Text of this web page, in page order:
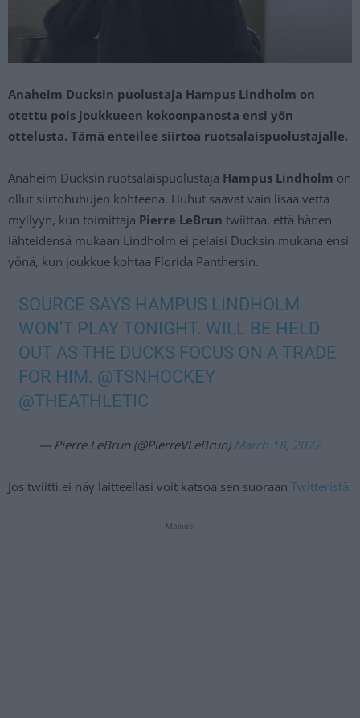
Anaheim Ducksin puolustaja Hampus Lindholm on
otettu pois joukkueen kokoonpanosta ensi yön
ottelusta. Tämä enteilee siirtoa ruotsalaispuolustajalle.
Anaheim Ducksin ruotsalaispuolustaja Hampus Lindholm on
ollut siirtohuhujen kohteena. Huhut saavat vain lisää vettä
myllyyn, kun toimittaja Pierre LeBrun twiittaa, että hänen
lähteidensä mukaan Lindholm ei pelaisi Ducksin mukana ensi
yönä, kun joukkue kohtaa Florida Panthersin.
SOURCE SAYS HAMPUS LINDHOLM
WON’T PLAY TONIGHT. WILL BE HELD
OUT AS THE DUCKS FOCUS ON A TRADE
FOR HIM. @TSNHOCKEY
@THEATHLETIC
— Pierre LeBrun (@PierreVLeBrun) March 18, 2022
Jos twiitti ei näy laitteellasi voit katsoa sen suoraan Twitteristä.
Mainos: